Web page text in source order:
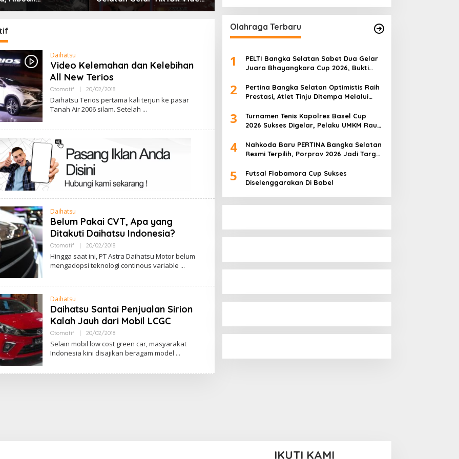
2026
Jakarta Hadirkan Khitanan
Kejar Kampus Impian
Kaposang Rayakan Hari
Meriah
Daihatsu
Video Kelemahan dan Kelebihan
All New Terios
Otomatif | 20/02/2018Oleh
Daihatsu Terios pertama kali terjun ke pasar
Tanah Air 2006 silam. Setelah
Daihatsu
Belum Pakai CVT, Apa yang
Ditakuti Daihatsu Indonesia?
Otomatif | 20/02/2018Oleh
Hingga saat ini, PT Astra Daihatsu Motor belum
mengadopsi teknologi continous variable
Daihatsu
Daihatsu Santai Penjualan Sirion
Kalah Jauh dari Mobil LCGC
Otomatif | 20/02/2018Oleh
Selain mobil low cost green car, masyarakat
Indonesia kini disajikan beragam model
Olahraga Terbaru
1
PELTI Bangka Selatan Sabet Dua Gelar
Juara Bhayangkara Cup 2026, Bukti
2
Pertina Bangka Selatan Optimistis Raih
Prestasi, Atlet Tinju Ditempa Melalui
3
Turnamen Tenis Kapolres Basel Cup
2026 Sukses Digelar, Pelaku UMKM Raup
4
Nahkoda Baru PERTINA Bangka Selatan
Resmi Terpilih, Porprov 2026 Jadi Target
5
Futsal Flabamora Cup Sukses
Diselenggarakan Di Babel
IKUTI KAMI